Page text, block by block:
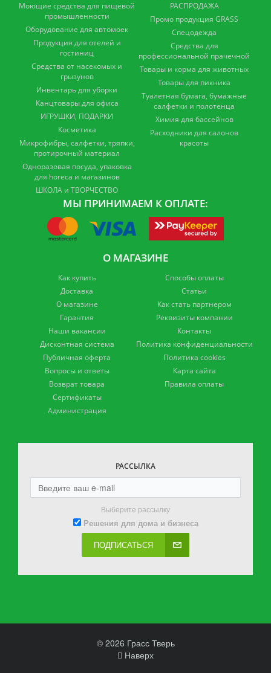
Моющие средства для пищевой
промышленности
Оборудование для автомоек
Продукция для отелей и
гостиниц
Средства от насекомых и
грызунов
Инвентарь для уборки
Канцтовары для офиса
ИГРУШКИ, ПОДАРКИ
Косметика
Микрофибры, салфетки, тряпки,
протирочный материал
Одноразовая посуда, упаковка
для horeca и магазинов
ШКОЛА и ТВОРЧЕСТВО
РАСПРОДАЖА
Промо продукция GRASS
Спецодежда
Средства для
профессиональной прачечной
Товары и корма для животных
Товары для пикника
Туалетная бумага, бумажные
салфетки и полотенца
Химия для бассейнов
Расходники для салонов
красоты
МЫ ПРИНИМАЕМ К ОПЛАТЕ:
О МАГАЗИНЕ
Как купить
Доставка
О магазине
Гарантия
Наши вакансии
Дисконтная система
Публичная оферта
Вопросы и ответы
Возврат товара
Сертификаты
Администрация
Способы оплаты
Статьи
Как стать партнером
Реквизиты компании
Контакты
Политика конфиденциальности
Политика cookies
Карта сайта
Правила оплаты
РАССЫЛКА
Выберите рассылку
Решения для дома и бизнеса
ПОДПИСАТЬСЯ
© 2026 Грасс Тверь
Наверх